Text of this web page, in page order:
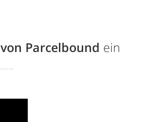
von Parcelbound ein